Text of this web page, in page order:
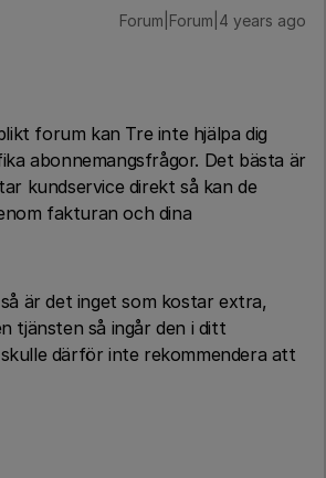
Forum|Forum|4 years ago
forum kan Tre inte hjälpa dig
abonnemangsfrågor. Det bästa är
kundservice direkt så kan de
fakturan och dina
är det inget som kostar extra,
tjänsten så ingår den i ditt
därför inte rekommendera att